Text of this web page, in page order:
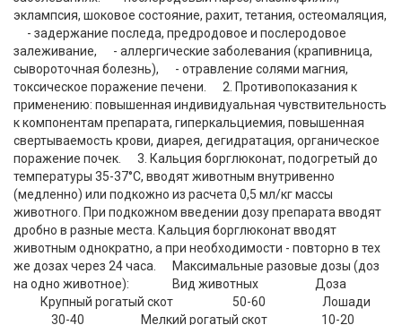
эклампсия, шоковое состояние, рахит, тетания, остеомаляция,
- задержание последа, предродовое и послеродовое
залеживание, - аллергические заболевания (крапивница,
сывороточная болезнь), - отравление солями магния,
токсическое поражение печени. 2. Противопоказания к
применению: повышенная индивидуальная чувствительность
к компонентам препарата, гиперкальциемия, повышенная
свертываемость крови, диарея, дегидратация, органическое
поражение почек. 3. Кальция борглюконат, подогретый до
температуры 35-37°С, вводят животным внутривенно
(медленно) или подкожно из расчета 0,5 мл/кг массы
животного. При подкожном введении дозу препарата вводят
дробно в разные места. Кальция борглюконат вводят
животным однократно, а при необходимости - повторно в тех
же дозах через 24 часа. Максимальные разовые дозы (доз
на одно животное): Вид животных Доза
Крупный рогатый скот 50-60 Лошади
30-40 Мелкий рогатый скот 10-20